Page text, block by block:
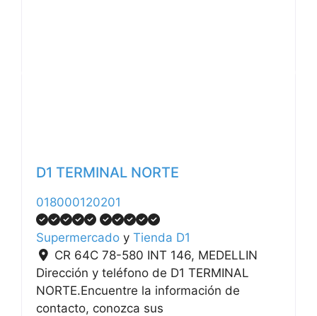
D1 TERMINAL NORTE
018000120201
Supermercado y Tienda D1
CR 64C 78-580 INT 146, MEDELLIN
Dirección y teléfono de D1 TERMINAL
NORTE.Encuentre la información de
contacto, conozca sus